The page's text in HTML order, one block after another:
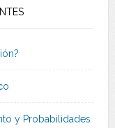
y Probabilidades